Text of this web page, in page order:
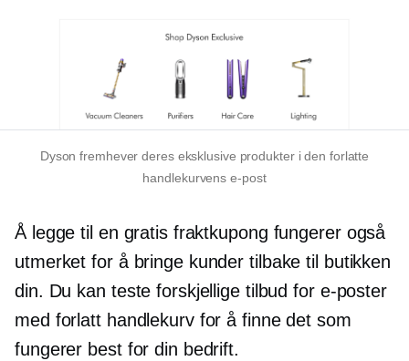
Dyson fremhever deres eksklusive produkter i den forlatte
handlekurvens e-post
Å legge til en gratis fraktkupong fungerer også
utmerket for å bringe kunder tilbake til butikken
din. Du kan teste forskjellige tilbud for e-poster
med forlatt handlekurv for å finne det som
fungerer best for din bedrift.